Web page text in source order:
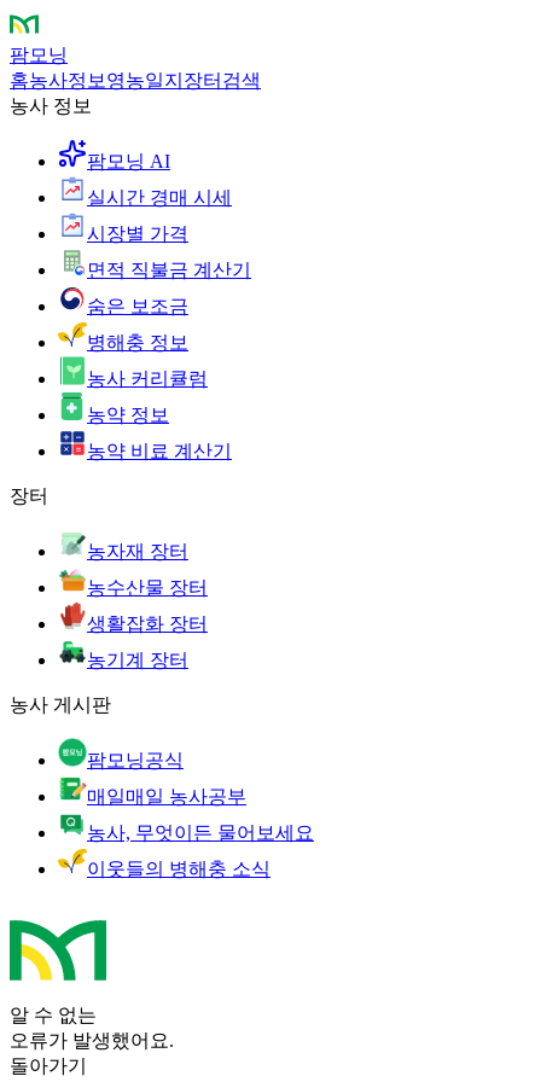
팜모닝
홈농사정보 영농일지 장터 검색
농사 정보
팜모닝 AI
실시간 경매 시세
시장별 가격
면적 직불금 계산기
숨은 보조금
병해충 정보
농사 커리큘럼
농약 정보
농약 비료 계산기
장터
농자재 장터
농수산물 장터
생활잡화 장터
농기계 장터
농사 게시판
팜모닝공식
매일매일 농사공부
농사, 무엇이든 물어보세요
이웃들의 병해충 소식
알 수 없는
오류가 발생했어요.
돌아가기